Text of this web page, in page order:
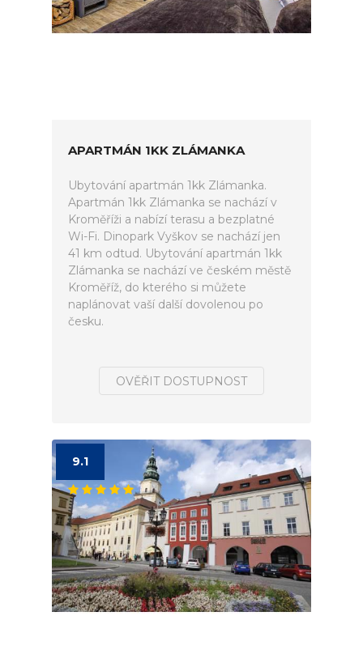
APARTMÁN 1KK ZLÁMANKA
Ubytování apartmán 1kk Zlámanka.
Apartmán 1kk Zlámanka se nachází v
Kroměříži a nabízí terasu a bezplatné
Wi-Fi. Dinopark Vyškov se nachází jen
41 km odtud. Ubytování apartmán 1kk
Zlámanka se nachází ve českém městě
Kroměříž, do kterého si můžete
naplánovat vaší další dovolenou po
česku.
OVĚŘIT DOSTUPNOST
9.1